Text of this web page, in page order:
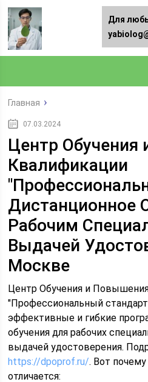
Главная
07.03.2024
Центр
Квалификации
Дистанционное
Рабочим
Выдачей
Москве
Центр Обучения и
"Профессиональный
эффективные и гибкие
обучения для рабочих
выдачей удостоверения.
https://dpoprof.ru/. Вот
отличается:
Для